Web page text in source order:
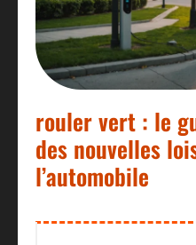
rouler vert : le
des nouvelles
l’automobile